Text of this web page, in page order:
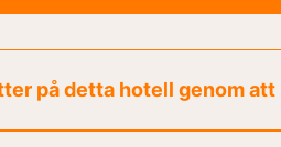
på detta hotell genom att